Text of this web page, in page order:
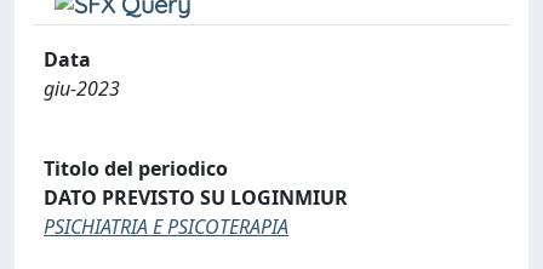
Data
giu-2023
Titolo del periodico
DATO PREVISTO SU LOGINMIUR
PSICHIATRIA E PSICOTERAPIA